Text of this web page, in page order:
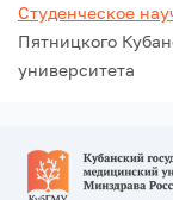
Студенческое
Пятницкого
университета